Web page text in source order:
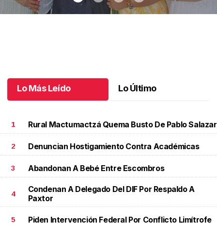
Lo Más Leído Lo Último
1 Rural Mactumactzá Quema Busto De Pablo Salazar
2 Denuncian Hostigamiento Contra Académicas
3 Abandonan A Bebé Entre Escombros
4
Condenan A Delegado Del DIF Por Respaldo A
Paxtor
5 Piden Intervención Federal Por Conflicto Limítrofe